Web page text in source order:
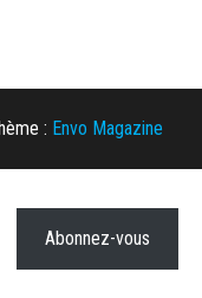
: Envo Magazine
Abonnez-vous